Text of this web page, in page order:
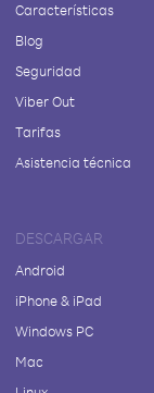
Características
Blog
Seguridad
Viber Out
Tarifas
Asistencia técnica
DESCARGAR
Android
iPhone & iPad
Windows PC
Mac